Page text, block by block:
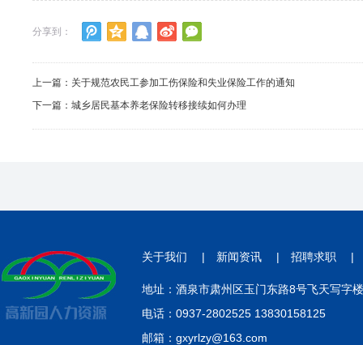
分享到：
上一篇： 关于规范农民工参加工伤保险和失业保险工作的通知
下一篇： 城乡居民基本养老保险转移接续如何办理
关于我们 | 新闻资讯 | 招聘求职
地址：酒泉市肃州区玉门东路8号飞天写字
电话：0937-2802525 13830158125
邮箱：gxyrlzy@163.com